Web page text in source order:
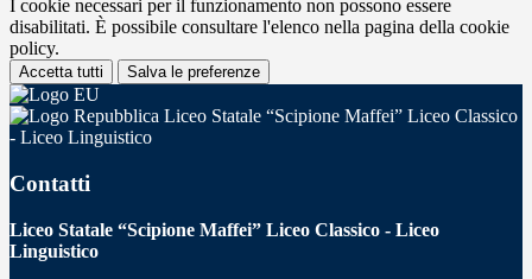
I cookie necessari per il funzionamento non possono essere
disabilitati. È possibile consultare l'elenco nella pagina della cookie
policy.
Accetta tutti Salva le preferenze
Liceo Statale “Scipione Maffei” Liceo Classico
- Liceo Linguistico
Contatti
Liceo Statale “Scipione Maffei” Liceo Classico - Liceo
Linguistico